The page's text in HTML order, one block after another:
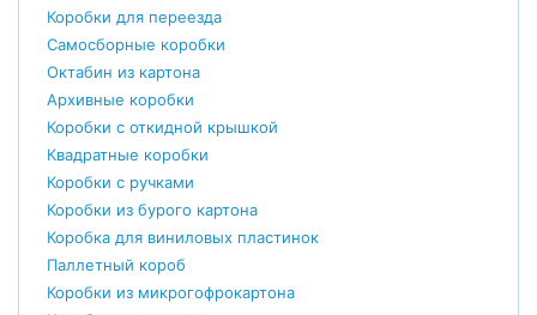
Коробки для переезда
Самосборные коробки
Октабин из картона
Архивные коробки
Коробки с откидной крышкой
Квадратные коробки
Коробки с ручками
Коробки из бурого картона
Коробка для виниловых пластинок
Паллетный короб
Коробки из микрогофрокартона